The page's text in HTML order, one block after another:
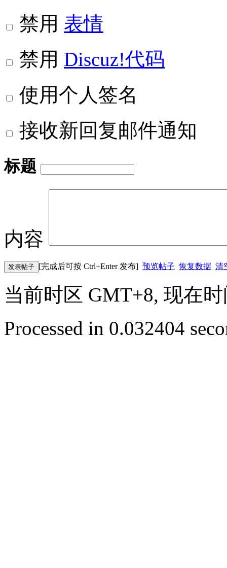
禁用 表情
禁用 Discuz!代码
使用个人签名
接收新回复邮件通知
标题
内容
发表帖子 [完成后可按 Ctrl+Enter 发布] 预览帖子 恢复数据 清
当前时区 GMT+8, 现在
Processed in 0.032404